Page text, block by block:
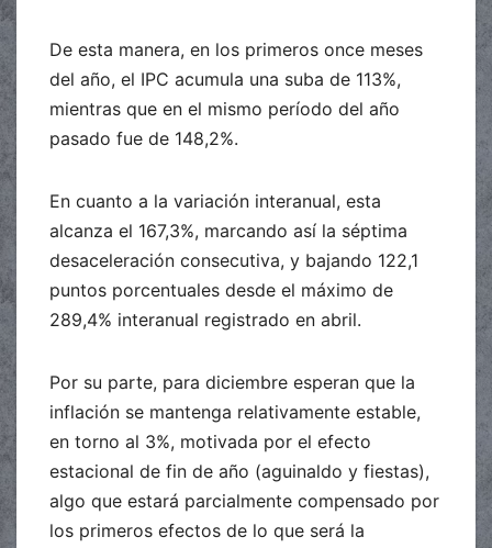
De esta manera, en los primeros once meses
del año, el IPC acumula una suba de 113%,
mientras que en el mismo período del año
pasado fue de 148,2%.
En cuanto a la variación interanual, esta
alcanza el 167,3%, marcando así la séptima
desaceleración consecutiva, y bajando 122,1
puntos porcentuales desde el máximo de
289,4% interanual registrado en abril.
Por su parte, para diciembre esperan que la
inflación se mantenga relativamente estable,
en torno al 3%, motivada por el efecto
estacional de fin de año (aguinaldo y fiestas),
algo que estará parcialmente compensado por
los primeros efectos de lo que será la